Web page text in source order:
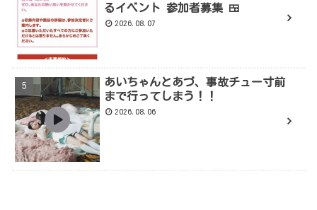
るイベント 参加者募集 🍱
2026.08.07
あいちゃんとあづ、事故チュー寸前
まで行ってしまう！！
2026.08.06